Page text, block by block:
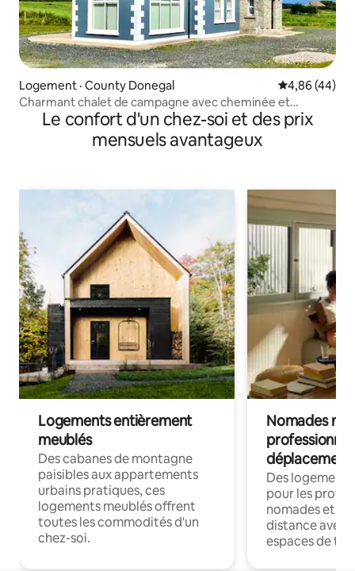
Logement · County Donegal Note
4,86 (44)
Charmant chalet de campagne avec cheminée et
vérandaLe confort d'un chez-soi et des prix
mensuels avantageux
Logements entièrement
meublés
Des cabanes de montagne
paisibles aux appartements
urbains pratiques, ces
logements meublés offrent
toutes les commodités d'un
chez-soi.
Nomades
déplacement
Des
pour les
nomades et
distance avec
espaces de